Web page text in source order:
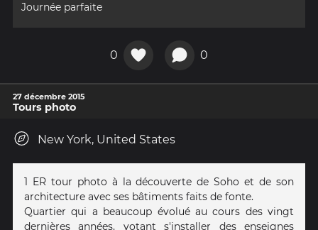
Journée parfaite
0 0
27 décembre 2015
Tours photo
New York, United States
1 ER tour photo à la découverte de Soho et de son
architecture avec ses bâtiments faits de fonte.
Quartier qui a beaucoup évolué au cours des vingt
dernières années, votant s'installer des enseignes